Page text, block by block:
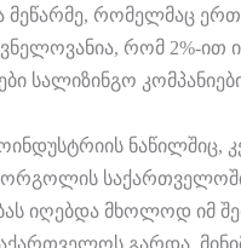
მეწარმე, რომელმაც
რომ 2%-ით
სალიზინგო
ნაწილშიც,
იღებდა მხოლოდ იმ